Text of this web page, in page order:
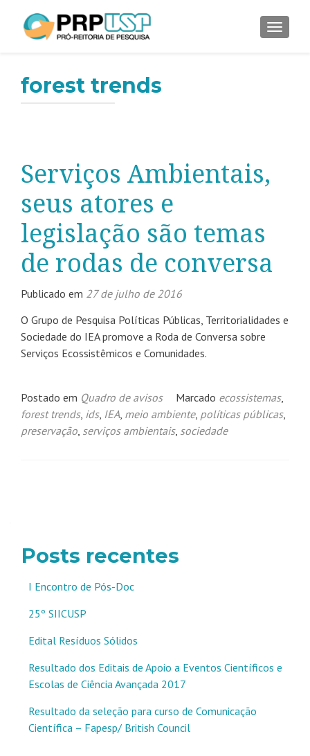
forest trends
Serviços Ambientais,
seus atores e
legislação são temas
de rodas de conversa
Publicado em 27 de julho de 2016
O Grupo de Pesquisa Políticas Públicas, Territorialidades e
Sociedade do IEA promove a Roda de Conversa sobre
Serviços Ecossistêmicos e Comunidades.
Postado em Quadro de avisos Marcado ecossistemas,
forest trends, ids, IEA, meio ambiente, políticas públicas,
preservação, serviços ambientais, sociedade
Posts recentes
I Encontro de Pós-Doc
25º SIICUSP
Edital Resíduos Sólidos
Resultado dos Editais de Apoio a Eventos Científicos e
Escolas de Ciência Avançada 2017
Resultado da seleção para curso de Comunicação
Científica – Fapesp/ British Council